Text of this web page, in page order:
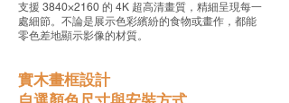
支援 3840×2160 的 4K 超高清畫質，精細呈現每一
處細節。不論是展示色彩繽紛的食物或畫作，都能
零色差地顯示影像的材質。
實木畫框設計